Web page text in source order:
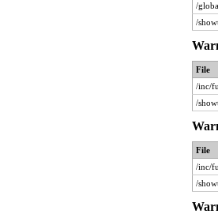
/
/
File
/inc/
/
File
/inc/
/